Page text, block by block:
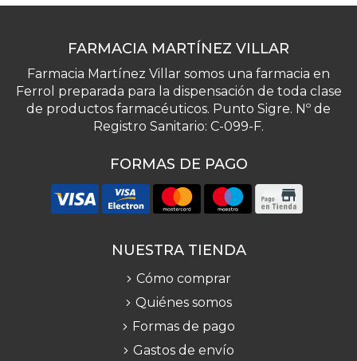
FARMACIA MARTÍNEZ VILLAR
Farmacia Martínez Villar somos una farmacia en
Ferrol preparada para la dispensación de toda clase
de productos farmacéuticos. Punto Sigre. Nº de
Registro Sanitario: C-099-F.
FORMAS DE PAGO
NUESTRA TIENDA
Cómo comprar
Quiénes somos
Formas de pago
Gastos de envío